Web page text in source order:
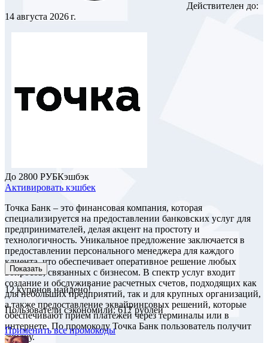
Действителен до:
14 августа 2026 г.
До 2800 РУБКэшбэк
Активировать кэшбек
Точка Банк – это финансовая компания, которая
специализируется на предоставлении банковских услуг для
предпринимателей, делая акцент на простоту и
технологичность. Уникальное предложение заключается в
предоставлении персонального менеджера для каждого
клиента, что обеспечивает оперативное решение любых
вопросов, связанных с бизнесом. В спектр услуг входит
создание и обслуживание расчетных счетов, подходящих как
для небольших предприятий, так и для крупных организаций,
а также предоставление эквайринговых решений, которые
обеспечивают прием платежей через терминалы или в
интернете. По промокоду Точка Банк пользователь получит
скидку.
Показать
12купонов найдено!
Пользователи сэкономили: 617 рублей
Применить все промокоды